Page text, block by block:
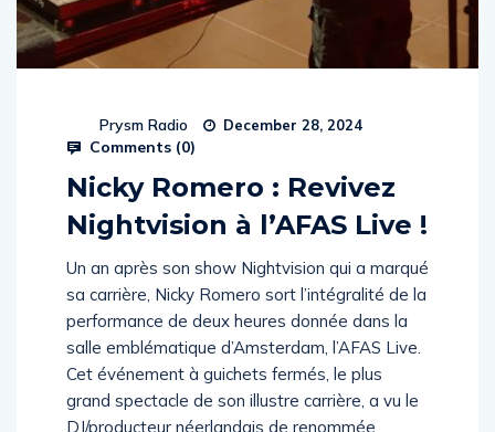
Prysm Radio December 28, 2024
Comments (0)
Nicky Romero : Revivez
Nightvision à l’AFAS Live !
Un an après son show Nightvision qui a marqué
sa carrière, Nicky Romero sort l’intégralité de la
performance de deux heures donnée dans la
salle emblématique d’Amsterdam, l’AFAS Live.
Cet événement à guichets fermés, le plus
grand spectacle de son illustre carrière, a vu le
DJ/producteur néerlandais de renommée